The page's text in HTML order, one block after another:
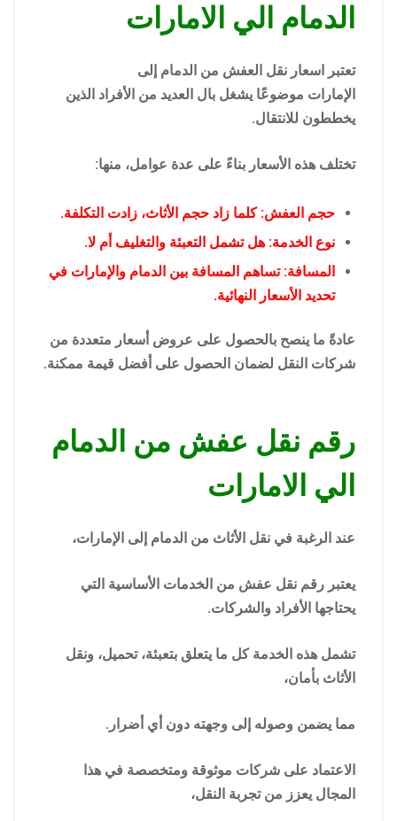
الدمام الي الامارات
تعتبر اسعار نقل العفش من الدمام إلى
الإمارات موضوعًا يشغل بال العديد من الأفراد الذين
يخططون للانتقال.
تختلف هذه الأسعار بناءً على عدة عوامل، منها:
حجم العفش: كلما زاد حجم الأثاث، زادت التكلفة.
نوع الخدمة: هل تشمل التعبئة والتغليف أم لا.
المسافة: تساهم المسافة بين الدمام والإمارات في
تحديد الأسعار النهائية.
عادةً ما ينصح بالحصول على عروض أسعار متعددة من
شركات النقل لضمان الحصول على أفضل قيمة ممكنة.
رقم نقل عفش من الدمام
الي الامارات
عند الرغبة في نقل الأثاث من الدمام إلى الإمارات،
يعتبر رقم نقل عفش من الخدمات الأساسية التي
يحتاجها الأفراد والشركات.
تشمل هذه الخدمة كل ما يتعلق بتعبئة، تحميل، ونقل
الأثاث بأمان،
مما يضمن وصوله إلى وجهته دون أي أضرار.
الاعتماد على شركات موثوقة ومتخصصة في هذا
المجال يعزز من تجربة النقل،